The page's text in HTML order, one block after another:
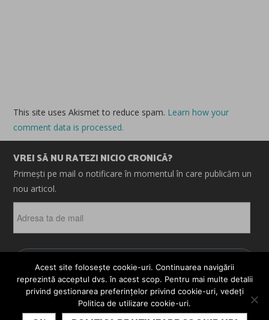
This site uses Akismet to reduce spam. Learn how your
comment data is processed.
VREI SĂ NU RATEZI NICIO CRONICĂ?
Primești pe mail o notificare în momentul în care publicăm un
nou articol.
ta
de
ABONEAZĂ-TE
© 2026 CRONICI. SATIRE. ȘARJE. TOATE DREPTURILE
Acest site folosește cookie-uri. Continuarea navigării
reprezintă acceptul dvs. în acest scop. Pentru mai multe detalii
privind gestionarea preferințelor privind cookie-uri, vedeți
Politica de utilizare cookie-uri.